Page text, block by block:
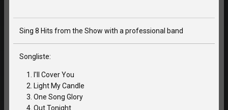
Sing 8 Hits from the Show with a professional band
Songliste:
I'll Cover You
Light My Candle
One Song Glory
Out Tonight